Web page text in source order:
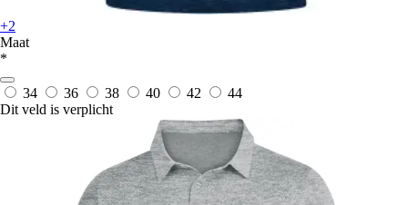
+2
Maat
*
34 36 38 40 42
44
Dit veld is verplicht